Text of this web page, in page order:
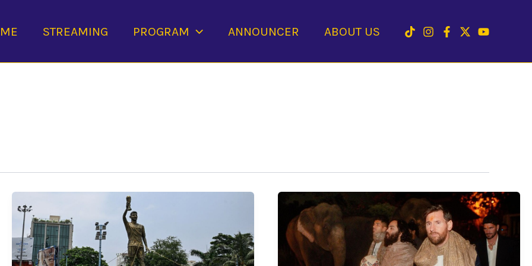
STREAMING PROGRAM ANNOUNCER ABOUT US